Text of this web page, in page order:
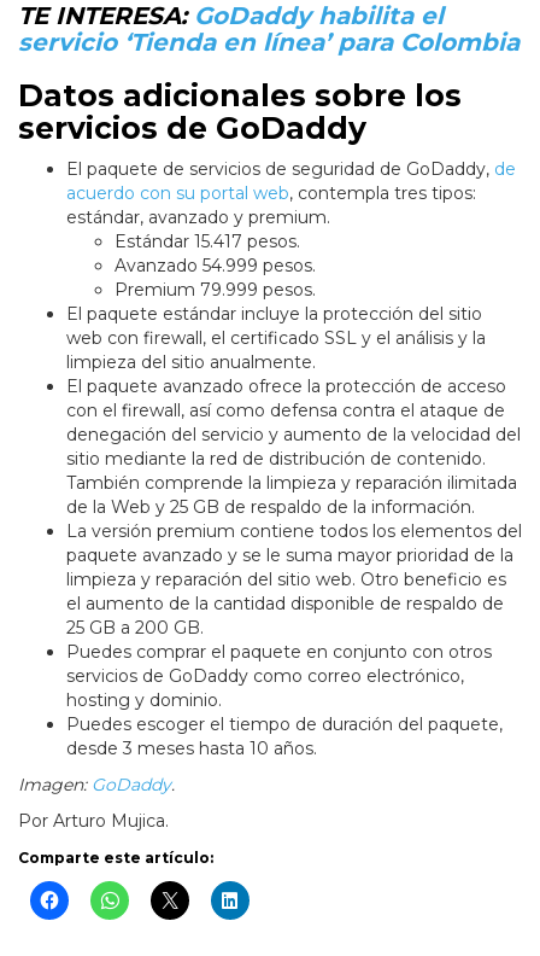
TE INTERESA: GoDaddy habilita el
servicio ‘Tienda en línea’ para Colombia
Datos adicionales sobre los
servicios de GoDaddy
El paquete de servicios de seguridad de GoDaddy, de
acuerdo con su portal web, contempla tres tipos:
estándar, avanzado y premium.
Estándar 15.417 pesos.
Avanzado 54.999 pesos.
Premium 79.999 pesos.
El paquete estándar incluye la protección del sitio
web con firewall, el certificado SSL y el análisis y la
limpieza del sitio anualmente.
El paquete avanzado ofrece la protección de acceso
con el firewall, así como defensa contra el ataque de
denegación del servicio y aumento de la velocidad del
sitio mediante la red de distribución de contenido.
También comprende la limpieza y reparación ilimitada
de la Web y 25 GB de respaldo de la información.
La versión premium contiene todos los elementos del
paquete avanzado y se le suma mayor prioridad de la
limpieza y reparación del sitio web. Otro beneficio es
el aumento de la cantidad disponible de respaldo de
25 GB a 200 GB.
Puedes comprar el paquete en conjunto con otros
servicios de GoDaddy como correo electrónico,
hosting y dominio.
Puedes escoger el tiempo de duración del paquete,
desde 3 meses hasta 10 años.
Imagen: GoDaddy.
Por Arturo Mujica.
Comparte este artículo: